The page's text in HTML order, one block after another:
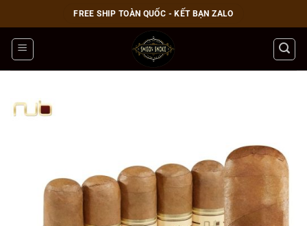
qua
nội
dung
FREE SHIP TOÀN QUỐC - KẾT BẠN ZALO